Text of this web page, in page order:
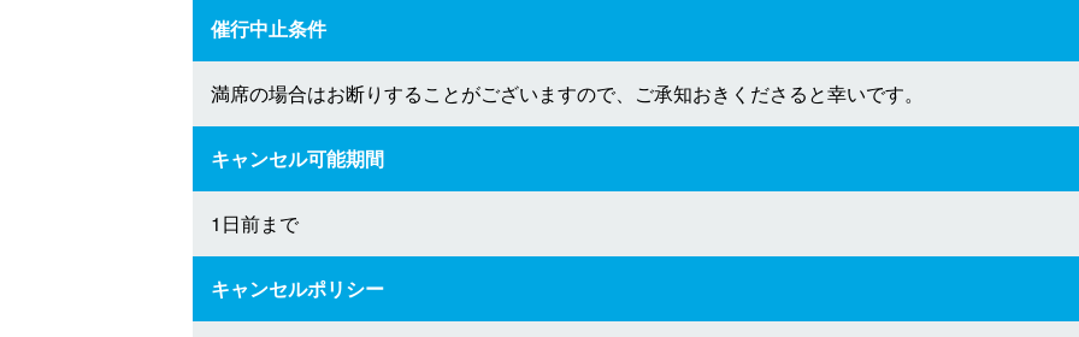
催行中止条件
満席の場合はお断りすることがございますので、ご承知おきくださると幸いです。
キャンセル可能期間
1日前まで
キャンセルポリシー